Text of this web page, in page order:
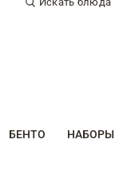
БЕНТО НАБОРЫ